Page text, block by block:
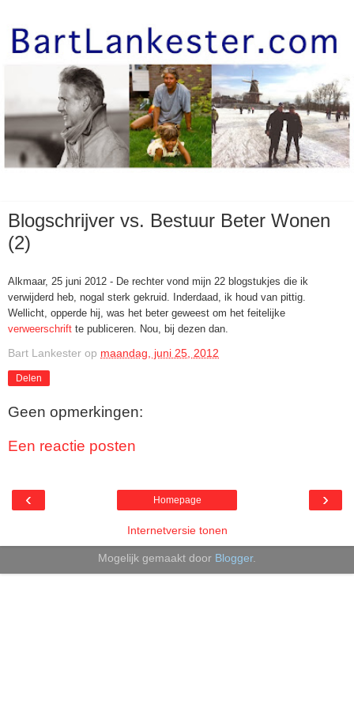
Blogschrijver vs. Bestuur Beter Wonen
(2)
Alkmaar, 25 juni 2012 - De rechter vond mijn 22 blogstukjes die ik
verwijderd heb, nogal sterk gekruid. Inderdaad, ik houd van pittig.
Wellicht, opperde hij, was het beter geweest om het feitelijke
verweerschrift te publiceren. Nou, bij dezen dan.
Bart Lankester op maandag, juni 25, 2012
Delen
Geen opmerkingen:
Een reactie posten
‹ ›
Homepage
Internetversie tonen
Mogelijk gemaakt door Blogger.